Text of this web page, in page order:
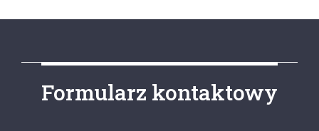
Formularz kontaktowy